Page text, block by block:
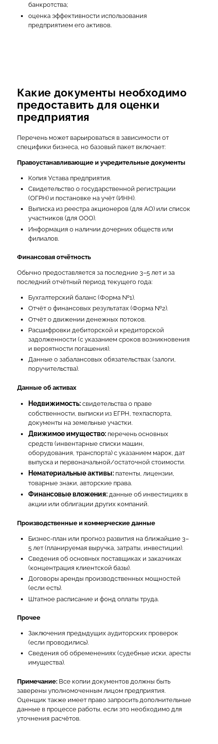
банкротства;
оценка эффективности использования
предприятием его активов.
Какие документы необходимо
предоставить для оценки
предприятия
Перечень может варьироваться в зависимости от
специфики бизнеса, но базовый пакет включает:
Правоустанавливающие и учредительные документы
Копия Устава предприятия.
Свидетельство о государственной регистрации
(ОГРН) и постановке на учёт (ИНН).
Выписка из реестра акционеров (для АО) или список
участников (для ООО).
Информация о наличии дочерних обществ или
филиалов.
Финансовая отчётность
Обычно предоставляется за последние 3–5 лет и за
последний отчётный период текущего года:
Бухгалтерский баланс (Форма №1).
Отчёт о финансовых результатах (Форма №2).
Отчёт о движении денежных потоков.
Расшифровки дебиторской и кредиторской
задолженности (с указанием сроков возникновения
и вероятности погашения).
Данные о забалансовых обязательствах (залоги,
поручительства).
Данные об активах
Недвижимость:свидетельства о праве
собственности, выписки из ЕГРН, техпаспорта,
документы на земельные участки.
Движимое имущество:перечень основных
средств (инвентарные списки машин,
оборудования, транспорта) с указанием марок, дат
выпуска и первоначальной/остаточной стоимости.
Нематериальные активы:патенты, лицензии,
товарные знаки, авторские права.
Финансовые вложения:данные об инвестициях в
акции или облигации других компаний.
Производственные и коммерческие данные
Бизнес-план или прогноз развития на ближайшие 3–
5 лет (планируемая выручка, затраты, инвестиции).
Сведения об основных поставщиках и заказчиках
(концентрация клиентской базы).
Договоры аренды производственных мощностей
(если есть).
Штатное расписание и фонд оплаты труда.
Прочее
Заключения предыдущих аудиторских проверок
(если проводились).
Сведения об обременениях (судебные иски, аресты
имущества).
Примечание:Все копии документов должны быть
заверены уполномоченным лицом предприятия.
Оценщик также имеет право запросить дополнительные
данные в процессе работы, если это необходимо для
уточнения расчётов.